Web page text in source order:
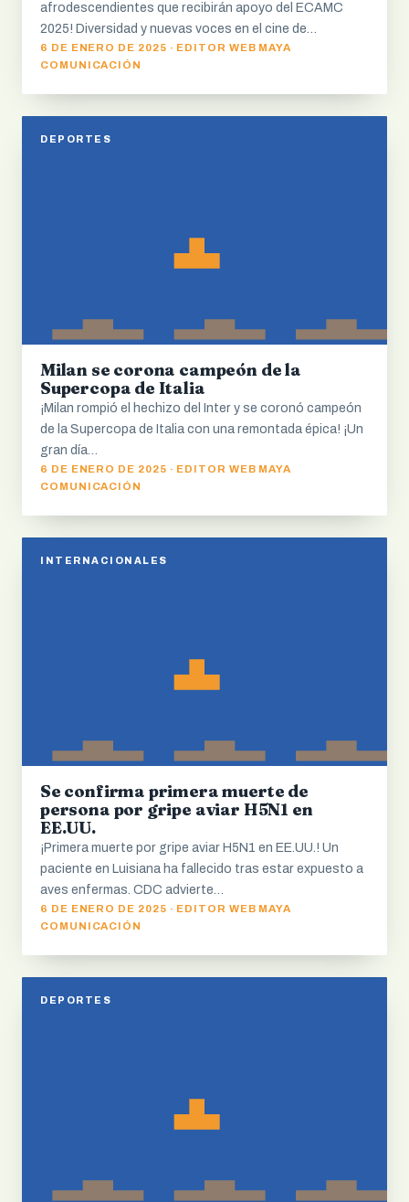
afrodescendientes que recibirán apoyo del ECAMC
2025! Diversidad y nuevas voces en el cine de…
6 DE ENERO DE 2025 · EDITOR WEB MAYA
COMUNICACIÓN
DEPORTES
Milan se corona campeón de la
Supercopa de Italia
¡Milan rompió el hechizo del Inter y se coronó campeón
de la Supercopa de Italia con una remontada épica! ¡Un
gran día…
6 DE ENERO DE 2025 · EDITOR WEB MAYA
COMUNICACIÓN
INTERNACIONALES
Se confirma primera muerte de
persona por gripe aviar H5N1 en
EE.UU.
¡Primera muerte por gripe aviar H5N1 en EE.UU.! Un
paciente en Luisiana ha fallecido tras estar expuesto a
aves enfermas. CDC advierte…
6 DE ENERO DE 2025 · EDITOR WEB MAYA
COMUNICACIÓN
DEPORTES